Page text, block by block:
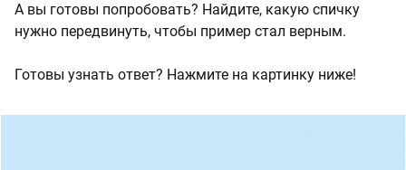
А вы готовы попробовать? Найдите, какую спичку
нужно передвинуть, чтобы пример стал верным.
Готовы узнать ответ? Нажмите на картинку ниже!